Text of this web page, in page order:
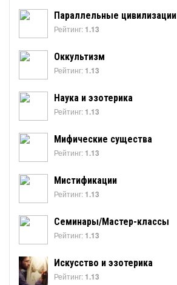
Параллельные цивилизации
Рейтинг: 1.13
Оккультизм
Рейтинг: 1.13
Наука и эзотерика
Рейтинг: 1.13
Мифические существа
Рейтинг: 1.13
Мистификации
Рейтинг: 1.13
Семинары/Мастер-классы
Рейтинг: 1.13
Искусство и эзотерика
Рейтинг: 1.13